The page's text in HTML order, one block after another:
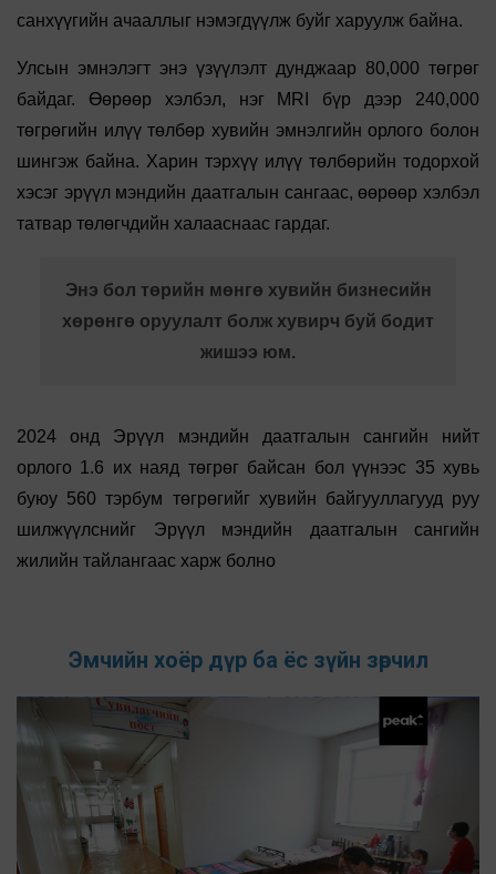
санхүүгийн ачааллыг нэмэгдүүлж буйг харуулж байна.
Улсын эмнэлэгт энэ үзүүлэлт дунджаар 80,000 төгрөг
байдаг. Өөрөөр хэлбэл, нэг MRI бүр дээр 240,000
төгрөгийн илүү төлбөр хувийн эмнэлгийн орлого болон
шингэж байна. Харин тэрхүү илүү төлбөрийн тодорхой
хэсэг эрүүл мэндийн даатгалын сангаас, өөрөөр хэлбэл
татвар төлөгчдийн халааснаас гардаг.
Энэ бол төрийн мөнгө хувийн бизнесийн
хөрөнгө оруулалт болж хувирч буй бодит
жишээ юм.
2024 онд Эрүүл мэндийн даатгалын сангийн нийт
орлого 1.6 их наяд төгрөг байсан бол үүнээс 35 хувь
буюу 560 тэрбум төгрөгийг хувийн байгууллагууд руу
шилжүүлснийг Эрүүл мэндийн даатгалын сангийн
жилийн тайлангаас харж болно
Эмчийн хоёр дүр ба ёс зүйн зөрчил